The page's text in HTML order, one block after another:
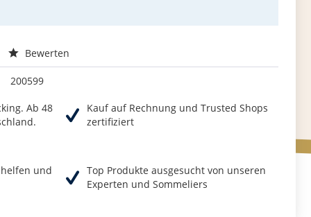
Bewerten
200599
Ab 48
Kauf auf Rechnung und Trusted Shops
zertifiziert
und
Top Produkte ausgesucht von unseren
Experten und Sommeliers